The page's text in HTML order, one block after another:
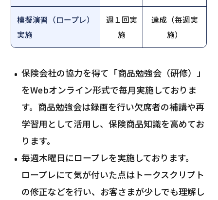
模擬演習（ロープレ）
実施
週１回実
施
達成（毎週実
施）
保険会社の協力を得て「商品勉強会（研修）」
をWebオンライン形式で毎月実施しておりま
す。商品勉強会は録画を行い欠席者の補講や再
学習用として活用し、保険商品知識を高めてお
ります。
毎週木曜日にロープレを実施しております。
ロープレにて気が付いた点はトークスクリプト
の修正などを行い、お客さまが少しでも理解し